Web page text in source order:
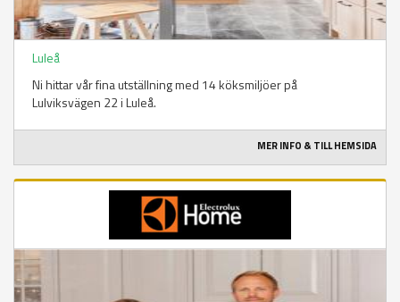
Luleå
Ni hittar vår fina utställning med 14 köksmiljöer på
Lulviksvägen 22 i Luleå.
MER INFO & TILL HEMSIDA